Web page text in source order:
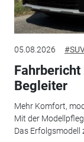
05.08.2026
Begleiter
Mehr Komfort,
Mit der
Das Erfolgsmodell